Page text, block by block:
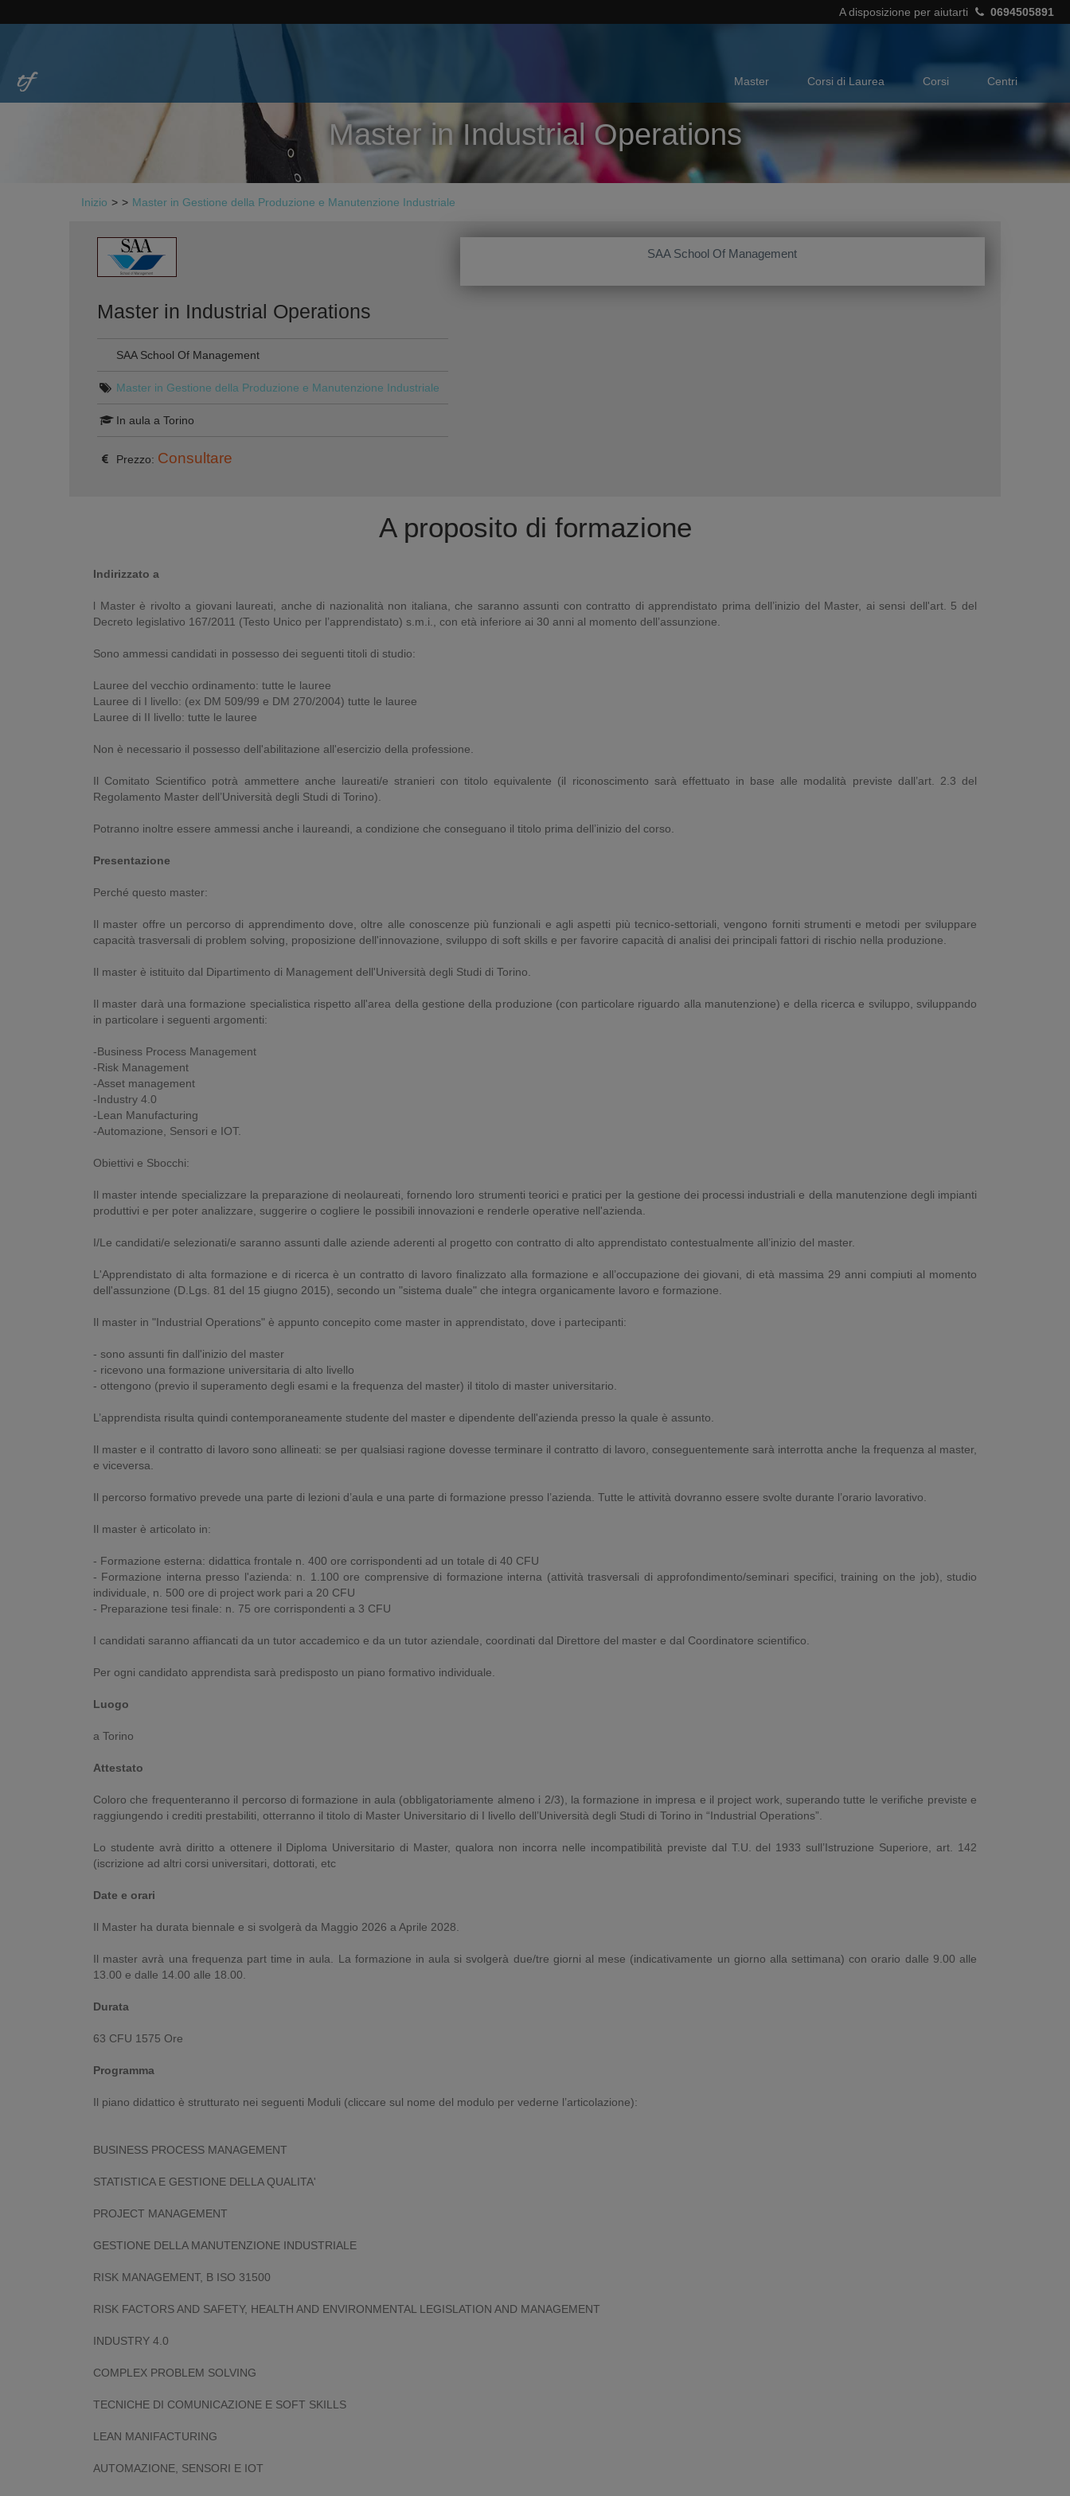
A disposizione per aiutarti 0694505891
Centri
Corsi
Corsi di Laurea
Master
Master in Industrial Operations
Inizio > > Master in Gestione della Produzione e Manutenzione Industriale
Master in Industrial Operations
SAA School Of Management
Master in Gestione della Produzione e Manutenzione Industriale
In aula a Torino
Prezzo: Consultare
SAA School Of Management
A proposito di formazione
Indirizzato a
l Master è rivolto a giovani laureati, anche di nazionalità non italiana, che saranno assunti con contratto di apprendistato prima dell’inizio del Master, ai sensi dell'art. 5 del
Decreto legislativo 167/2011 (Testo Unico per l’apprendistato) s.m.i., con età inferiore ai 30 anni al momento dell’assunzione.
Sono ammessi candidati in possesso dei seguenti titoli di studio:
Lauree del vecchio ordinamento: tutte le lauree
Lauree di I livello: (ex DM 509/99 e DM 270/2004) tutte le lauree
Lauree di II livello: tutte le lauree
Non è necessario il possesso dell'abilitazione all'esercizio della professione.
Il Comitato Scientifico potrà ammettere anche laureati/e stranieri con titolo equivalente (il riconoscimento sarà effettuato in base alle modalità previste dall’art. 2.3 del
Regolamento Master dell’Università degli Studi di Torino).
Potranno inoltre essere ammessi anche i laureandi, a condizione che conseguano il titolo prima dell’inizio del corso.
Presentazione
Perché questo master:
Il master offre un percorso di apprendimento dove, oltre alle conoscenze più funzionali e agli aspetti più tecnico-settoriali, vengono forniti strumenti e metodi per sviluppare
capacità trasversali di problem solving, proposizione dell'innovazione, sviluppo di soft skills e per favorire capacità di analisi dei principali fattori di rischio nella produzione.
Il master è istituito dal Dipartimento di Management dell'Università degli Studi di Torino.
Il master darà una formazione specialistica rispetto all'area della gestione della produzione (con particolare riguardo alla manutenzione) e della ricerca e sviluppo, sviluppando
in particolare i seguenti argomenti:
-Business Process Management
-Risk Management
-Asset management
-Industry 4.0
-Lean Manufacturing
-Automazione, Sensori e IOT.
Obiettivi e Sbocchi:
Il master intende specializzare la preparazione di neolaureati, fornendo loro strumenti teorici e pratici per la gestione dei processi industriali e della manutenzione degli impianti
produttivi e per poter analizzare, suggerire o cogliere le possibili innovazioni e renderle operative nell'azienda.
I/Le candidati/e selezionati/e saranno assunti dalle aziende aderenti al progetto con contratto di alto apprendistato contestualmente all’inizio del master.
L'Apprendistato di alta formazione e di ricerca è un contratto di lavoro finalizzato alla formazione e all’occupazione dei giovani, di età massima 29 anni compiuti al momento
dell'assunzione (D.Lgs. 81 del 15 giugno 2015), secondo un "sistema duale" che integra organicamente lavoro e formazione.
Il master in "Industrial Operations" è appunto concepito come master in apprendistato, dove i partecipanti:
- sono assunti fin dall'inizio del master
- ricevono una formazione universitaria di alto livello
- ottengono (previo il superamento degli esami e la frequenza del master) il titolo di master universitario.
L’apprendista risulta quindi contemporaneamente studente del master e dipendente dell'azienda presso la quale è assunto.
Il master e il contratto di lavoro sono allineati: se per qualsiasi ragione dovesse terminare il contratto di lavoro, conseguentemente sarà interrotta anche la frequenza al master,
e viceversa.
Il percorso formativo prevede una parte di lezioni d’aula e una parte di formazione presso l’azienda. Tutte le attività dovranno essere svolte durante l’orario lavorativo.
Il master è articolato in:
- Formazione esterna: didattica frontale n. 400 ore corrispondenti ad un totale di 40 CFU
- Formazione interna presso l'azienda: n. 1.100 ore comprensive di formazione interna (attività trasversali di approfondimento/seminari specifici, training on the job), studio
individuale, n. 500 ore di project work pari a 20 CFU
- Preparazione tesi finale: n. 75 ore corrispondenti a 3 CFU
I candidati saranno affiancati da un tutor accademico e da un tutor aziendale, coordinati dal Direttore del master e dal Coordinatore scientifico.
Per ogni candidato apprendista sarà predisposto un piano formativo individuale.
Luogo
a Torino
Attestato
Coloro che frequenteranno il percorso di formazione in aula (obbligatoriamente almeno i 2/3), la formazione in impresa e il project work, superando tutte le verifiche previste e
raggiungendo i crediti prestabiliti, otterranno il titolo di Master Universitario di I livello dell’Università degli Studi di Torino in “Industrial Operations”.
Lo studente avrà diritto a ottenere il Diploma Universitario di Master, qualora non incorra nelle incompatibilità previste dal T.U. del 1933 sull’Istruzione Superiore, art. 142
(iscrizione ad altri corsi universitari, dottorati, etc
Date e orari
Il Master ha durata biennale e si svolgerà da Maggio 2026 a Aprile 2028.
Il master avrà una frequenza part time in aula. La formazione in aula si svolgerà due/tre giorni al mese (indicativamente un giorno alla settimana) con orario dalle 9.00 alle
13.00 e dalle 14.00 alle 18.00.
Durata
63 CFU 1575 Ore
Programma
Il piano didattico è strutturato nei seguenti Moduli (cliccare sul nome del modulo per vederne l’articolazione):
BUSINESS PROCESS MANAGEMENT
STATISTICA E GESTIONE DELLA QUALITA'
PROJECT MANAGEMENT
GESTIONE DELLA MANUTENZIONE INDUSTRIALE
RISK MANAGEMENT, B ISO 31500
RISK FACTORS AND SAFETY, HEALTH AND ENVIRONMENTAL LEGISLATION AND MANAGEMENT
INDUSTRY 4.0
COMPLEX PROBLEM SOLVING
TECNICHE DI COMUNICAZIONE E SOFT SKILLS
LEAN MANIFACTURING
AUTOMAZIONE, SENSORI E IOT